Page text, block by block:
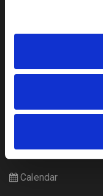
Concerte si
Pentru copii
Calendar